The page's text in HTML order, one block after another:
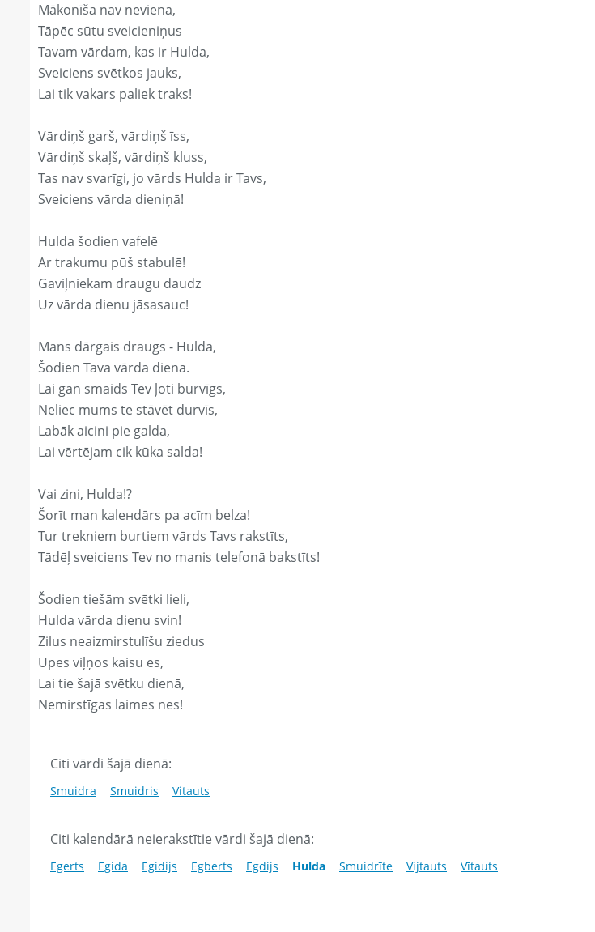
Mākonīša nav neviena,
Tāpēc sūtu sveicieniņus
Tavam vārdam, kas ir Hulda,
Sveiciens svētkos jauks,
Lai tik vakars paliek traks!
Vārdiņš garš, vārdiņš īss,
Vārdiņš skaļš, vārdiņš kluss,
Tas nav svarīgi, jo vārds Hulda ir Tavs,
Sveiciens vārda dieniņā!
Hulda šodien vafelē
Ar trakumu pūš stabulē!
Gaviļniekam draugu daudz
Uz vārda dienu jāsasauc!
Mans dārgais draugs - Hulda,
Šodien Tava vārda diena.
Lai gan smaids Tev ļoti burvīgs,
Neliec mums te stāvēt durvīs,
Labāk aicini pie galda,
Lai vērtējam cik kūka salda!
Vai zini, Hulda!?
Šorīt man kaleнdārs pa acīm belza!
Tur trekniem burtiem vārds Tavs rakstīts,
Tādēļ sveiciens Tev no manis telefonā bakstīts!
Šodien tiešām svētki lieli,
Hulda vārda dienu svin!
Zilus neaizmirstulīšu ziedus
Upes viļņos kaisu es,
Lai tie šajā svētku dienā,
Nemirstīgas laimes nes!
Citi vārdi šajā dienā:
Smuidra Smuidris Vitauts
Citi kalendārā neierakstītie vārdi šajā dienā:
Egerts Egida Egidijs Egberts Egdijs Hulda Smuidrīte Vijtauts Vītauts